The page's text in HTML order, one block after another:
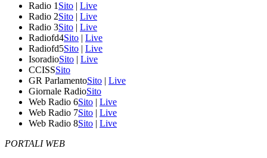
Radio 1 Sito | Live
Radio 2Sito | Live
Radio 3Sito | Live
Radiofd4Sito | Live
Radiofd5Sito | Live
IsoradioSito | Live
CCISSSito
GR ParlamentoSito | Live
Giornale RadioSito
Web Radio 6Sito | Live
Web Radio 7Sito | Live
Web Radio 8Sito | Live
PORTALI WEB